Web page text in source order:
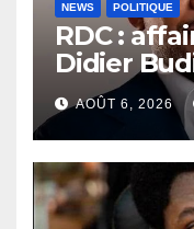
NEWS POLITIQUE
RDC :
Didier
laisser la
vérité
AOÛT 6, 2026